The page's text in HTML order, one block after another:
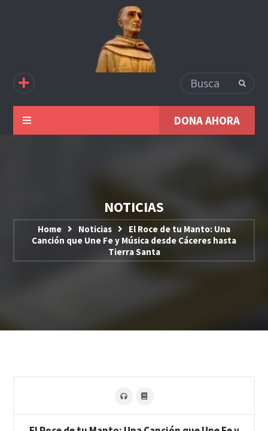
DONA AHORA
NOTICIAS
Home Noticias
El Roce de tu Manto: Una
Canción que Une Fe y Música desde Cáceres hasta
Tierra Santa